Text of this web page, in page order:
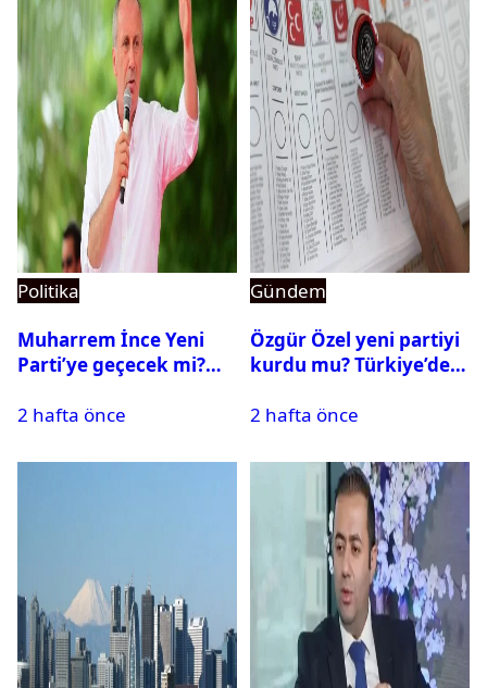
Politika
Muharrem İnce Yeni
Parti’ye geçecek mi?
2 hafta önce
Gündem
Özgür Özel yeni partiyi
kurdu mu? Türkiye’de
süreci nasıl işler?
2 hafta önce